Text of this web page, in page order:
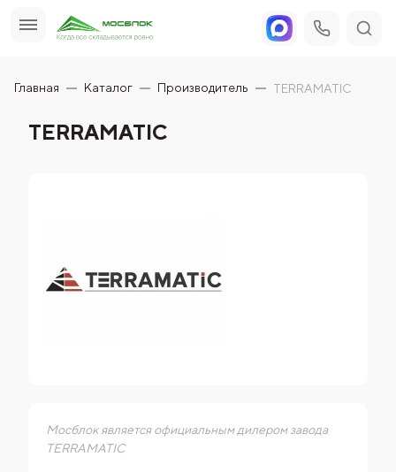
Главная Каталог Производитель TERRAMATIC
TERRAMATIC
Мосблок является официальным дилером завода
TERRAMATIC